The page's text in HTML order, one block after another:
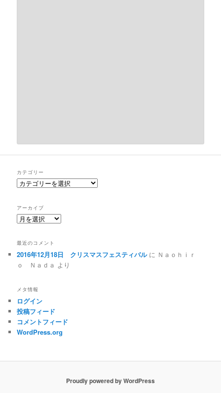
カテゴリー
カ
リ
ー
アーカイブ
ア
イ
ブ
最近のコメント
2016年12月18日 クリスマスフェスティバルに Ｎａｏｈｉｒ
ｏ Ｎａｄａ より
メタ情報
ログイン
投稿フィード
コメントフィード
WordPress.org
Proudly powered by WordPress